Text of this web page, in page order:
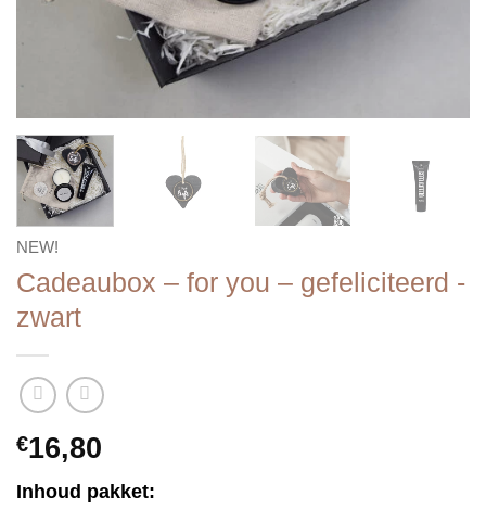
NEW!
Cadeaubox – for you – gefeliciteerd -
zwart
€16,80
Inhoud pakket: